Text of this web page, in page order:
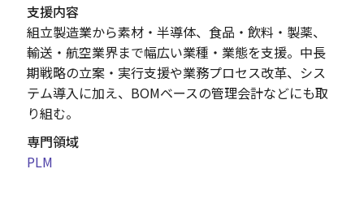
支援内容
組立製造業から素材・半導体、食品・飲料・製薬、
輸送・航空業界まで幅広い業種・業態を支援。中長
期戦略の立案・実行支援や業務プロセス改革、シス
テム導入に加え、BOMベースの管理会計などにも取
り組む。
専門領域
PLM